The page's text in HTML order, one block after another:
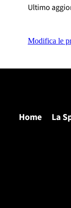
Ultimo
Modifica le
Home La